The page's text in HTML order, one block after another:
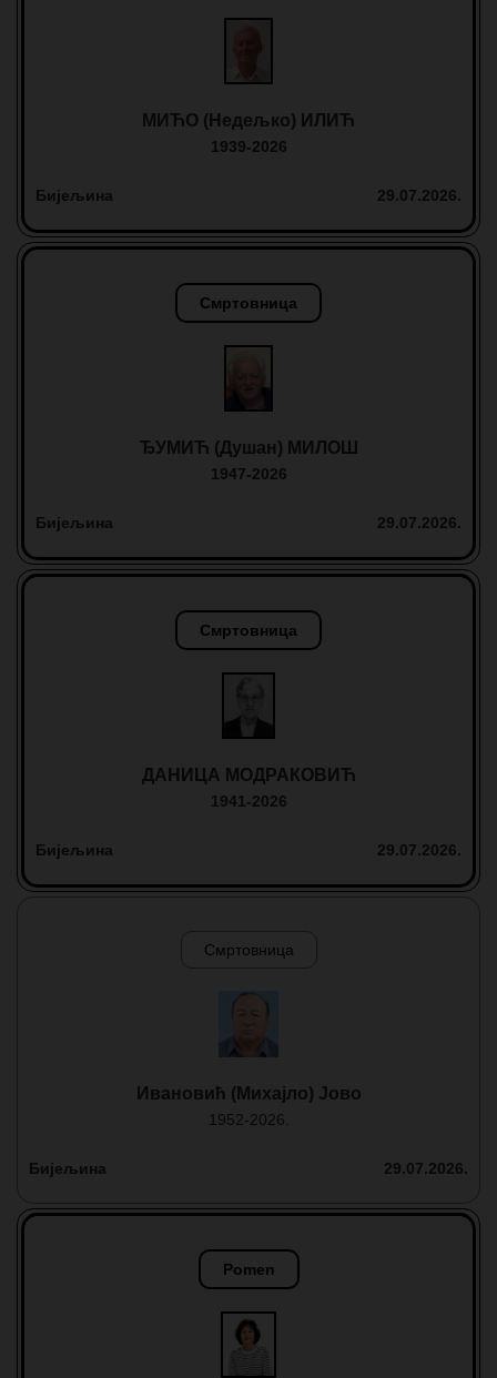
МИЋО (Недељко) ИЛИЋ
1939-2026
Бијељина 29.07.2026.
Смртовница
ЂУМИЋ (Душан) МИЛОШ
1947-2026
Бијељина 29.07.2026.
Смртовница
ДАНИЦА МОДРАКОВИЋ
1941-2026
Бијељина 29.07.2026.
Смртовница
Ивановић (Михајло) Јово
1952-2026.
Бијељина 29.07.2026.
Pomen